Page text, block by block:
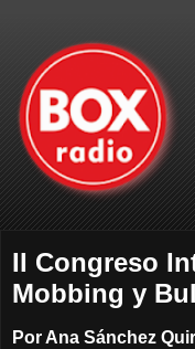
II Congreso
Mobbing y
Por Ana Sánchez